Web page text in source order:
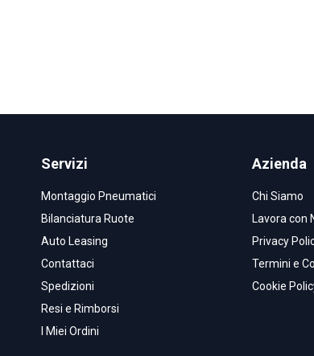
Servizi
Montaggio Pneumatici
Bilanciatura Ruote
Auto Leasing
Contattaci
Spedizioni
Resi e Rimborsi
I Miei Ordini
Azienda
Chi Siamo
Lavora con
Privacy
Termini e
Cookie